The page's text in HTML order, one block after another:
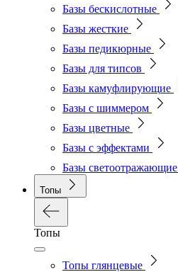
Базы бескислотные
Базы жесткие
Базы педикюрные
Базы для типсов
Базы камуфлирующие
Базы с шиммером
Базы цветные
Базы с эффектами
Базы светоотражающие
Топы
Топы
Топы глянцевые